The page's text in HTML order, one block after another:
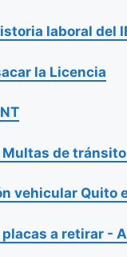
laboral del
la Licencia
de
vehicular Quito
a retirar -